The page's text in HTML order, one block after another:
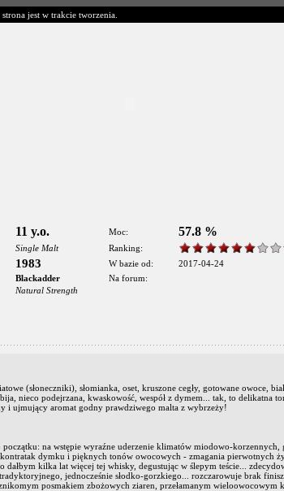
jest w trakcie tworzenia.
11 y.o. Moc: 57.8 %
Single Malt
Ranking:
1983 W bazie od:
2017-04-24
Blackadder
Na forum:
Natural Strength
(słoneczniki), słomianka, oset, kruszone cegły, gotowane owoce,
nieco podejrzana, kwaskowość, wespół z dymem... tak, to delikatna
i ujmujący aromat godny prawdziwego malta z wybrzeży!
początku: na wstępie wyraźne uderzenie klimatów miodowo-korzennych,
dymku i pięknych tonów owocowych - zmagania pierwotnych
dałbym kilka lat więcej tej whisky, degustując w ślepym teście...
jednocześnie słodko-gorzkiego... rozczarowuje brak
posmakiem zbożowych ziaren, przełamanym wieloowocowym